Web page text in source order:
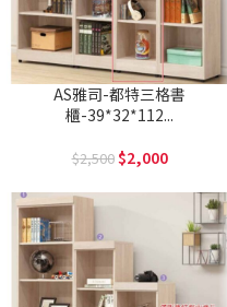
AS雅司-都特三格書
櫃-39*32*112...
2,500 2,000